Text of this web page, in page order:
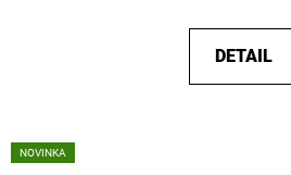
DETAIL
NOVINKA